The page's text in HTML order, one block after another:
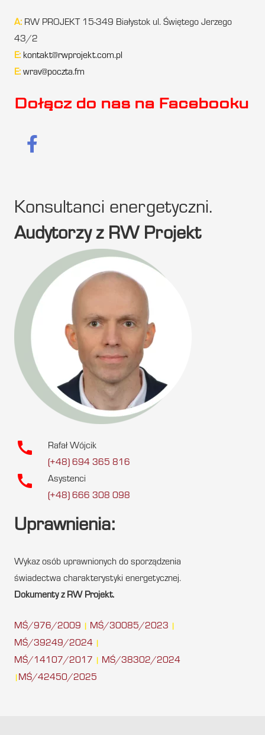
A: RW PROJEKT 15-349 Białystok ul. Świętego Jerzego
43/2
E: kontakt@rwprojekt.com.pl
E: wrav@poczta.fm
Dołącz do nas na Facebooku
Konsultanci energetyczni.
Audytorzy z RW Projekt
call
Rafał Wójcik
(+48) 694 365 816
call
Asystenci
(+48) 666 308 098
Uprawnienia:
Wykaz osób uprawnionych do sporządzenia
świadectwa charakterystyki energetycznej.
Dokumenty z RW Projekt.
MŚ/976/2009 MŚ/30085/2023
MŚ/39249/2024
MŚ/14107/2017 MŚ/38302/2024
MŚ/42450/2025